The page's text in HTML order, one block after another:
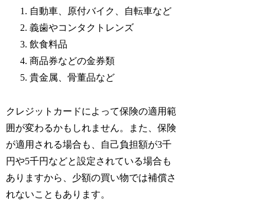
自動車、原付バイク、自転車など
義歯やコンタクトレンズ
飲食料品
商品券などの金券類
貴金属、骨董品など
クレジットカードによって保険の適用範
囲が変わるかもしれません。また、保険
が適用される場合も、自己負担額が3千
円や5千円などと設定されている場合も
ありますから、少額の買い物では補償さ
れないこともあります。